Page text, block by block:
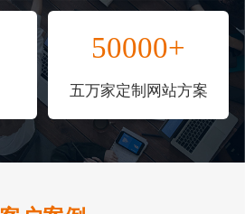
50000+
五万家定制网站方案